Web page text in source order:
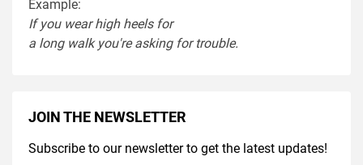
Example:
If you wearhigh heelsfor
a long walkyou'reaskingfortrouble.
JOIN THE NEWSLETTER
Subscribe to our newsletter to get the latest updates!